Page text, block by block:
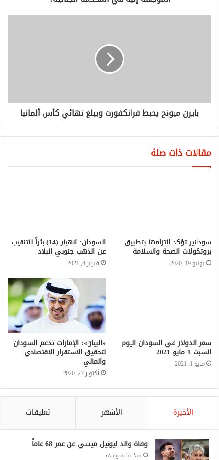
بايرن ميونح يحبط فرانكفورت ويبلغ نهائي كأس ألمانيا
مقالات ذات صلة
السودان: انهيار (14) بئراً للتنقيب
عن الذهب جنوبي البلاد
فبراير 4, 2021
سعر الدولار في السودان اليوم
السبت 1 مايو 2021
مايو 1, 2021
«البيان»: الإمارات تدعم السودان
لتحقيق الاستقرار الاقتصادي
والمالي
أكتوبر 27, 2020
الأخيرة الأشهر تعليقات
وفاة والد ليونيل ميسي عن عمر 68 عاماً
منذ ساعة واحدة